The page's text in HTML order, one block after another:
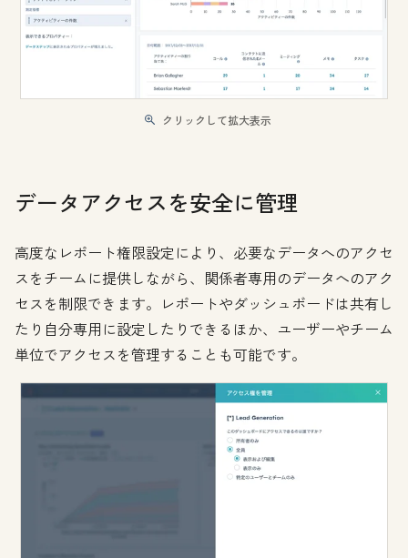
クリックして拡大表示
データアクセスを安全に管理
高度なレポート権限設定により、必要なデータへのアクセ
スをチームに提供しながら、関係者専用のデータへのアク
セスを制限できます。レポートやダッシュボードは共有し
たり自分専用に設定したりできるほか、ユーザーやチーム
単位でアクセスを管理することも可能です。